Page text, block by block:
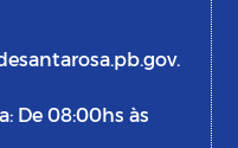
De 08:00hs às